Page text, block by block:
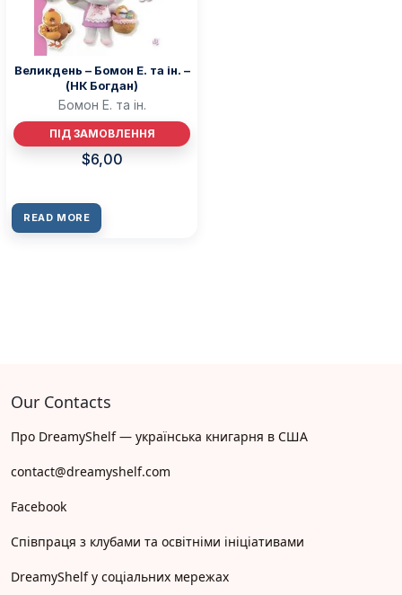
Великдень – Бомон Е. та ін. –
(НК Богдан)
Бомон Е. та ін.
ПІД ЗАМОВЛЕННЯ
$6,00
READ MORE
Our Contacts
Про DreamyShelf — українська книгарня в США
contact@dreamyshelf.com
Facebook
Співпраця з клубами та освітніми ініціативами
DreamyShelf у соціальних мережах